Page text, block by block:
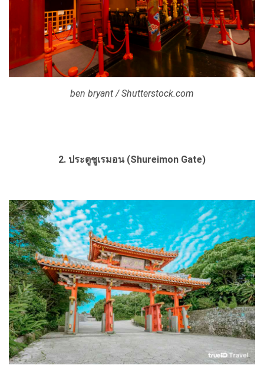
ben bryant / Shutterstock.com
2. ประตูชูเรมอน (Shureimon Gate)